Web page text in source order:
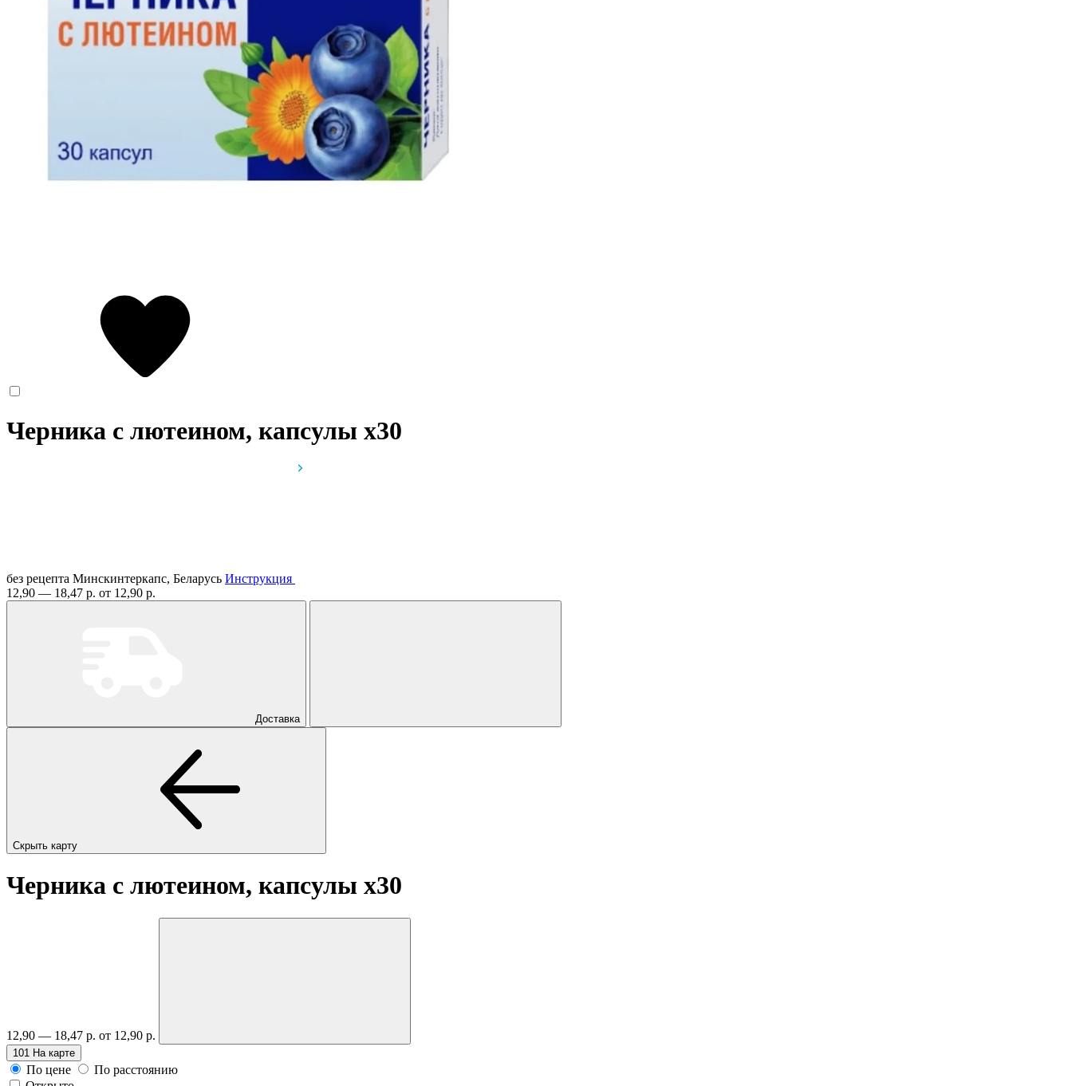
Черника с лютеином, капсулы x30
без рецепта Минскинтеркапс, Беларусь Инструкция
12,90 — 18,47 р. от 12,90 р.
Доставка
Скрыть карту
Черника с лютеином, капсулы x30
12,90 — 18,47 р. от 12,90 р.
101 На карте
По цене
По расстоянию